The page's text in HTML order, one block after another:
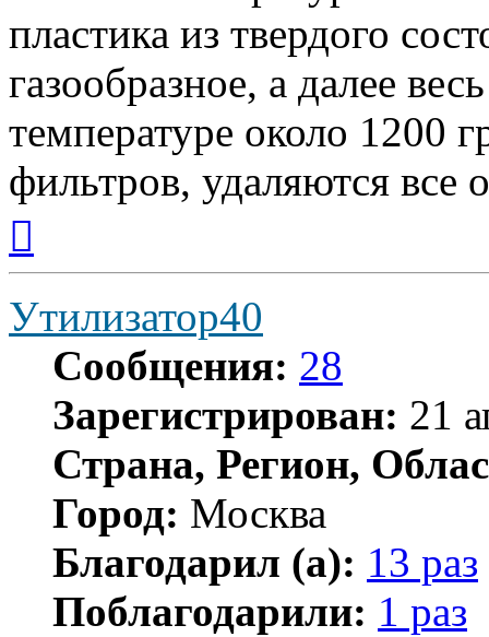
пластика из твердого
газообразное, а далее
температуре около 1200
фильтров, удаляются все
началу
Утилизатор40
Сообщения: 28
Зарегистрирован: 21
Страна, Регион,
Город: Москва
Благодарил (а): 13 раз
Поблагодарили: 1 раз